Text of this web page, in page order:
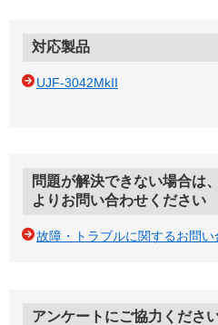
対応製品
UJF-3042MkII
問題が解決できない場合は
よりお問い合わせください
故障・トラブルに関するお問い
アンケートにご協力くださ